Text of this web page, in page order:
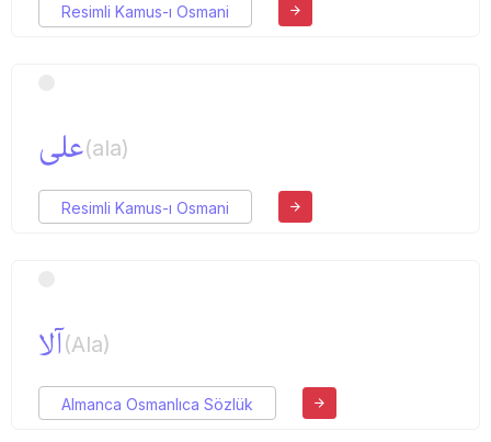
Resimli Kamus-ı Osmani
علی(ala)
Resimli Kamus-ı Osmani
آلا(Ala)
Almanca Osmanlıca Sözlük